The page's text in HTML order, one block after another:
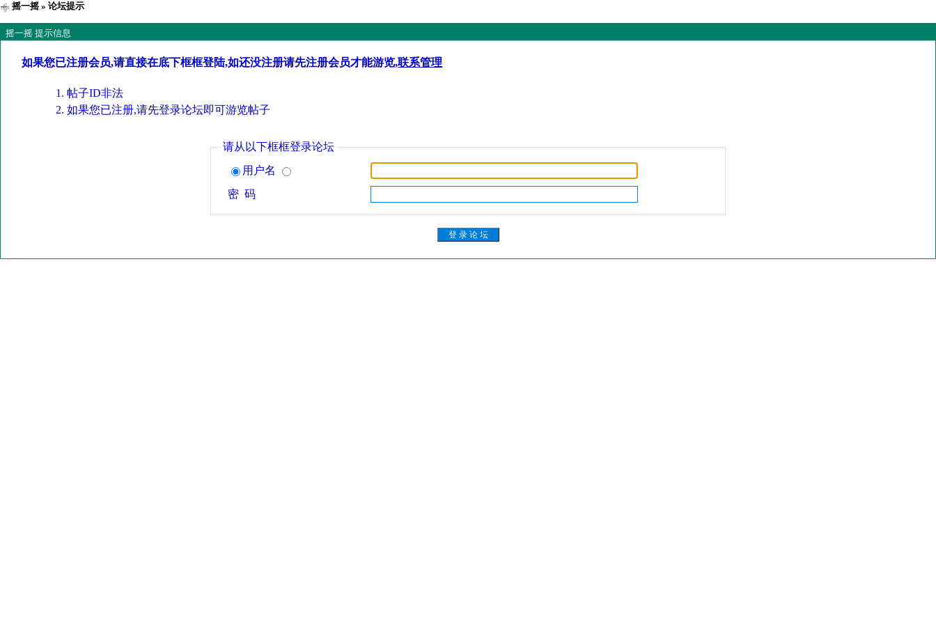
摇一摇» 论坛提示
摇一摇 提示信息
如果您已注册会员,请直接在底下框框登陆,如还没注册请先注册会员才能游览,联系管理
帖子ID非法
如果您已注册,请先登录论坛即可游览帖子
请从以下框框登录论坛
用户名
密 码